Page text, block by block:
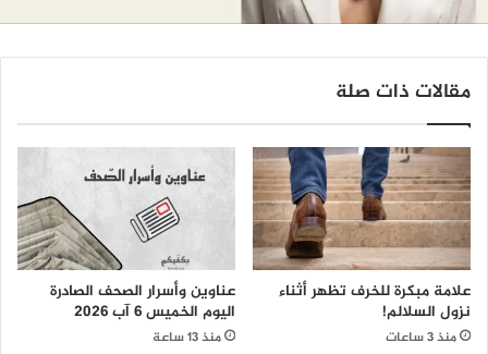
مقالات ذات صلة
علامة مبكرة للخرف تظهر أثناء
نزول السلالم!
منذ 3 ساعات
عناوين وأسرار الصحف الصادرة
اليوم الخميس 6 آب 2026
منذ 13 ساعة